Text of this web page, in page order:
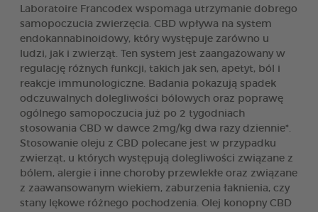
Laboratoire Francodex wspomaga utrzymanie dobrego
samopoczucia zwierzęcia. CBD wpływa na system
endokannabinoidowy, który występuje zarówno u
ludzi, jak i zwierząt. Ten system jest zaangażowany w
regulację różnych funkcji, takich jak sen, apetyt, ból i
reakcje immunologiczne. Badania pokazują spadek
odczuwalnych dolegliwości bólowych oraz poprawę
ogólnego samopoczucia już po 2 tygodniach
stosowania CBD w dawce 2mg/kg dwa razy dziennie*.
Stosowanie oleju z CBD polecane jest w przypadku
zwierząt, u których występują dolegliwości związane z
bólem, alergie i inne choroby przewlekłe oraz związane
z zaawansowanym wiekiem, zaburzenia łaknienia, czy
stany lękowe różnego pochodzenia. Olej konopny CBD